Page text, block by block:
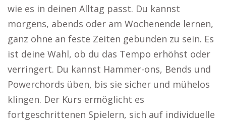
wie es in deinen Alltag passt. Du kannst
morgens, abends oder am Wochenende lernen,
ganz ohne an feste Zeiten gebunden zu sein. Es
ist deine Wahl, ob du das Tempo erhöhst oder
verringert. Du kannst Hammer-ons, Bends und
Powerchords üben, bis sie sicher und mühelos
klingen. Der Kurs ermöglicht es
fortgeschrittenen Spielern, sich auf individuelle